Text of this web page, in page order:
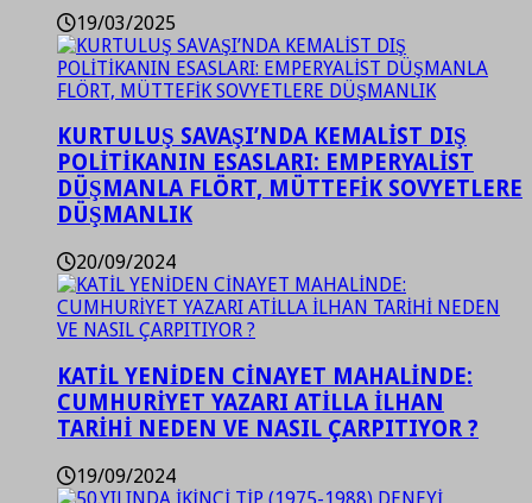
19/03/2025
KURTULUŞ SAVAŞI’NDA KEMALİST DIŞ
POLİTİKANIN ESASLARI: EMPERYALİST
DÜŞMANLA FLÖRT, MÜTTEFİK SOVYETLERE
DÜŞMANLIK
20/09/2024
KATİL YENİDEN CİNAYET MAHALİNDE:
CUMHURİYET YAZARI ATİLLA İLHAN
TARİHİ NEDEN VE NASIL ÇARPITIYOR ?
19/09/2024